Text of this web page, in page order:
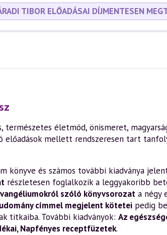
TIBOR ELŐADÁSAI DÍJMENTESEN
életmód, önismeret,
előadások mellett rendszeresen tart
könyve és számos további kiadványa
részletesen foglalkozik a leggyakoribb
szóló könyvsorozat a négy
címmel megjelent kötetei pedig
titkaiba. További kiadványok: Az
,Napfényes receptfüzetek.